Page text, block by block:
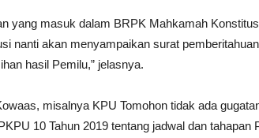
yang masuk dalam BRPK Mahkamah
nanti akan menyampaikan surat
hasil Pemilu,” jelasnya.
misalnya KPU Tomohon tidak ada
10 Tahun 2019 tentang jadwal dan